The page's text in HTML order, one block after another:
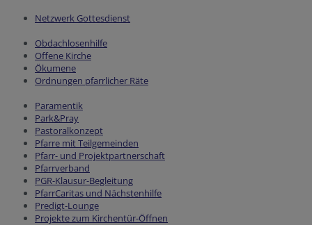
Netzwerk Gottesdienst
Obdachlosenhilfe
Offene Kirche
Ökumene
Ordnungen pfarrlicher Räte
Paramentik
Park&Pray
Pastoralkonzept
Pfarre mit Teilgemeinden
Pfarr- und Projektpartnerschaft
Pfarrverband
PGR-Klausur-Begleitung
PfarrCaritas und Nächstenhilfe
Predigt-Lounge
Projekte zum Kirchentür-Öffnen